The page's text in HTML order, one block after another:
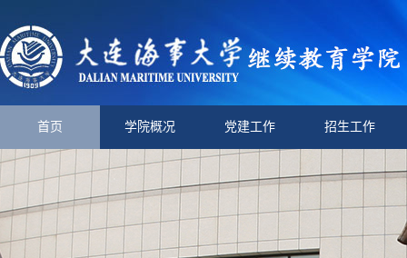
首页 学院概况 党建工作 招生工作